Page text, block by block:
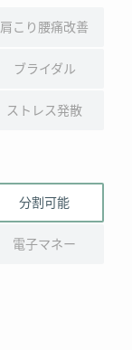
肩こり腰痛改善
ブライダル
ストレス発散
分割可能
電子マネー